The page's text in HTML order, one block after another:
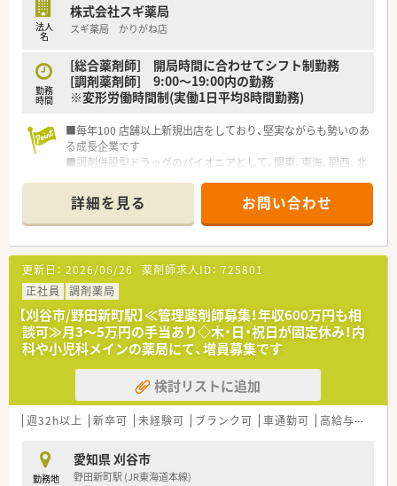
法人
名
株式会社スギ薬局
スギ薬局 かりがね店
勤務
時間
[総合薬剤師] 開局時間に合わせてシフト制勤務
[調剤薬剤師] 9:00～19:00内の勤務
※変形労働時間制(実働1日平均8時間勤務)
■毎年100 店舗以上新規出店をしており、堅実ながらも勢いのあ
る成長企業です
■調剤併設型ドラッグのパイオニアとして、関東、東海、関西、北
■研修制度は様々なプランがあり、集合研修だけでなく任意で受
講可能な研修も幅広く用意されています
■店舗で活躍する従業員、社外で活躍する従業員、将来経営幹部
となる従業員など、薬剤師として様々な活躍ができるフィールド
を用意されています
■総合薬剤師・調剤薬剤師（土日休み・19時までの勤務）どちらか
の働き方を選択できます
■調剤併設型だけでなく「医療モール・クリニック併設店舗」「敷
地内薬局」「訪問調剤特化型店舗」など様々な店舗を運営してい
ます
■在宅医療にも積極的取り組んでおり「訪問調剤特化型店舗」を
50店舗以上、無菌調剤室は業界最多の51店舗設置しています
■「プラチナくるみん認定企業」「健康経営優良法人2023（大規模
法人部門）認定」等を取得し一人ひとりが働きやすい環境が整備
されています
があるのも特徴です
詳細を見る お問い合わせ
更新日： 2026/06/26 薬剤師求人ID： 725801
正社員
調剤薬局
【刈谷市/野田新町駅】≪管理薬剤師募集！年収600万円も相
談可≫月3～5万円の手当あり◇木・日・祝日が固定休み！内
科や小児科メインの薬局にて、増員募集です
検討リストに追加
週32h以上 新卒可 未経験可 ブランク可 車通勤可 高給与(600万円以上)
勤務地
愛知県 刈谷市
野田新町駅 (JR東海道本線)